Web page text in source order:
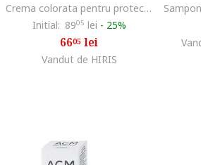
Crema colorata pentru protectie solara ACM Medisun SPF 50+ light tint, 40 ml
Initial: 8905 lei - 25%
6605 lei
Vandut de HIRIS